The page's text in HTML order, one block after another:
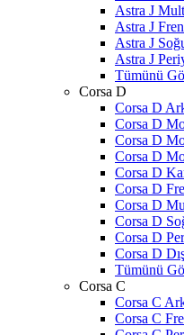
Astra J
Astra J
Astra J
Astra J
Tümünü
Corsa D
Corsa D
Corsa D
Corsa D
Corsa D
Corsa D
Corsa D
Corsa D
Corsa D
Corsa D
Corsa D
Tümünü
Corsa C
Corsa C
Corsa C